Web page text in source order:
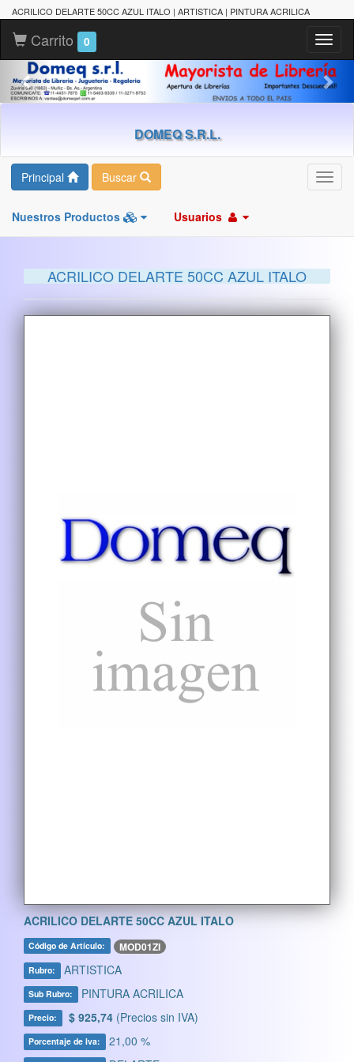
ACRILICO DELARTE 50CC AZUL ITALO | ARTISTICA | PINTURA ACRILICA
Carrito 0
DOMEQ S.R.L.
Principal Buscar
Nuestros Productos Usuarios
ACRILICO DELARTE 50CC AZUL ITALO
ACRILICO DELARTE 50CC AZUL ITALO
Código de Artículo: MOD01ZI
Rubro: ARTISTICA
Sub Rubro: PINTURA ACRILICA
Precio: $ 925,74 (Precios sin IVA)
Porcentaje de Iva: 21,00 %